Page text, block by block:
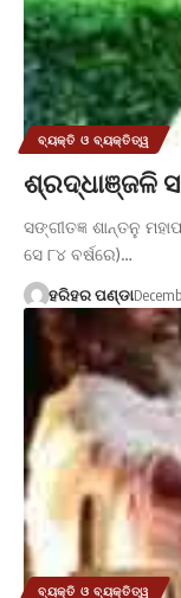
ବ୍ୟକ୍ତି ଓ ବ୍ୟକ୍ତିତ୍ୱ
ଶ୍ରଦ୍ଧାଞ୍ଜଳି
ସଙ୍ଗୀତଜ୍ଞ ଶାନ୍ତନୁ
ସେ ୮୪ ବର୍ଷରେ)…
ହରିହର ପଣ୍ଡା
ବ୍ୟକ୍ତି ଓ ବ୍ୟକ୍ତିତ୍ୱ